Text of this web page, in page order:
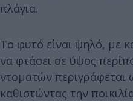
πλάγια.
Το φυτό είναι ψηλό, με
να φτάσει σε ύψος
ντοματών περιγράφεται
καθιστώντας την